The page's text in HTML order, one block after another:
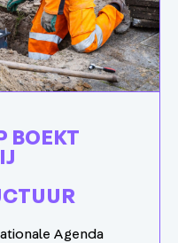
BOEKT
Agenda